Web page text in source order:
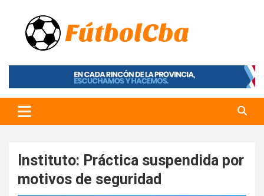
content
Fútbol CBA
Portal de Fútbol en Córdoba
Instituto: Práctica suspendida por
motivos de seguridad